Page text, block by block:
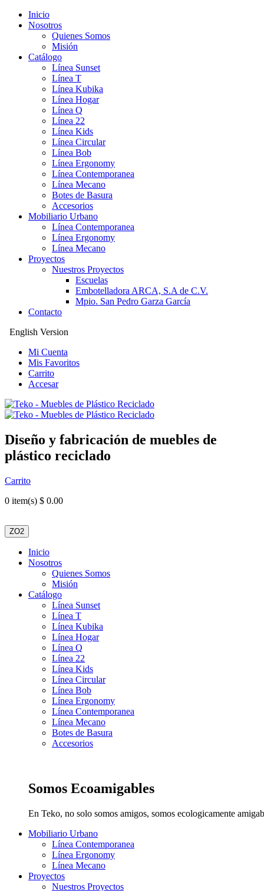
Inicio
Nosotros
Quienes Somos
Misión
Catálogo
Línea Sunset
Línea T
Línea Kubika
Línea Hogar
Línea Q
Línea 22
Línea Kids
Línea Circular
Línea Bob
Línea Ergonomy
Línea Contemporanea
Línea Mecano
Botes de Basura
Accesorios
Mobiliario Urbano
Línea Contemporanea
Línea Ergonomy
Línea Mecano
Proyectos
Nuestros Proyectos
Escuelas
Embotelladora ARCA, S.A de C.V.
Mpio. San Pedro Garza García
Contacto
English Version
Mi Cuenta
Mis Favoritos
Carrito
Accesar
Diseño y fabricación de muebles de
plástico reciclado
Carrito
0 item(s) $ 0.00
ZO2
Inicio
Nosotros
Quienes Somos
Misión
Catálogo
Línea Sunset
Línea T
Línea Kubika
Línea Hogar
Línea Q
Línea 22
Línea Kids
Línea Circular
Línea Bob
Línea Ergonomy
Línea Contemporanea
Línea Mecano
Botes de Basura
Accesorios
Somos Ecoamigables
En Teko, no solo somos amigos, somos ecologicamente
Mobiliario Urbano
Línea Contemporanea
Línea Ergonomy
Línea Mecano
Proyectos
Nuestros Proyectos